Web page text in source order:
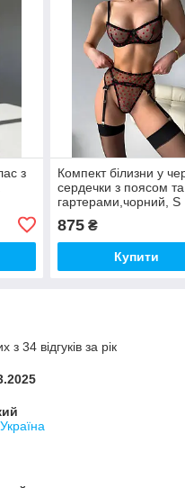
з
Компект білизни у
сердечки з поясом та
гартерами,чорний, S
875₴
Купити
з 34 відгуків за рік